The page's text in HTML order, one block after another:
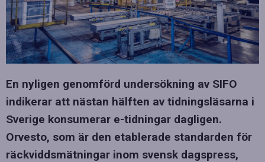
En nyligen genomförd undersökning av SIFO
indikerar att nästan hälften av tidningsläsarna i
Sverige konsumerar e-tidningar dagligen.
Orvesto, som är den etablerade standarden för
räckviddsmätningar inom svensk dagspress,